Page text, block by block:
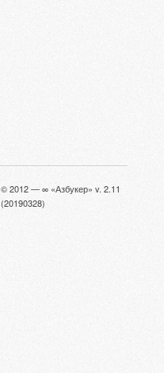
© 2012 — ∞ «Азбукер» v. 2.11
(20190328)